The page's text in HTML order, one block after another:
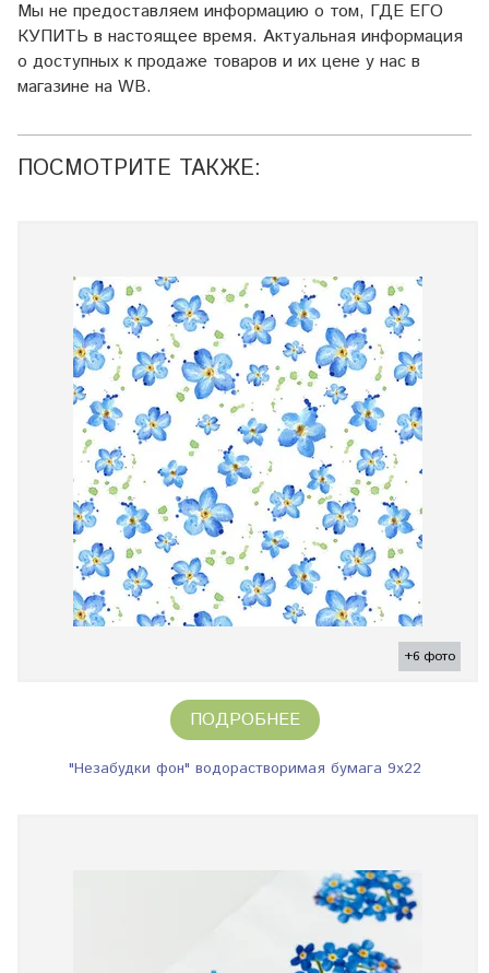
Мы не предоставляем информацию о том, ГДЕ ЕГО
КУПИТЬ в настоящее время. Актуальная информация
о доступных к продаже товаров и их цене у нас в
магазине на WB.
ПОСМОТРИТЕ ТАКЖЕ:
+6 фото
ПОДРОБНЕЕ
"Незабудки фон" водорастворимая бумага 9х22